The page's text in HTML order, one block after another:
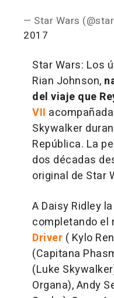
— Star Wars
2017
Star Wars: Los
Rian Johnson,
del viaje que
VII
Skywalker
República. La
dos décadas
original de Star
A Daisy Ridley
completando el
Driver ( Kylo
(Capitana
(Luke
Organa), Andy